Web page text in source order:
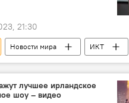
21:30
Новости мира
ИКТ
лучшее ирландское
шоу – видео